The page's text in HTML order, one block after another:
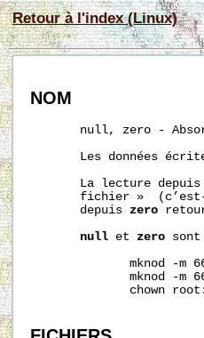
Retour à l'index (Linux)
NOM
null, zero -
Les données
La lecture
fichier »
       depuis
zero
null et zero
mknod -m
mknod -m
chown